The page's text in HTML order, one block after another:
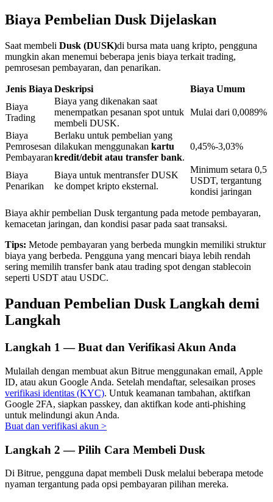
Investasi eksklusif untuk pemegang BTR
Pinjaman
Investasi Otomatis
Raih keuntungan jangka panjang dan kepentingan fleksibel
Pelajari Staking
Biaya Pembelian Dusk Dijelaskan
Saat membeli Dusk (DUSK)di bursa mata uang kripto, pengguna
mungkin akan menemui beberapa jenis biaya terkait trading,
pemrosesan pembayaran, dan penarikan.
Jenis Biaya Deskripsi
Biaya Umum
Biaya
Trading
Biaya yang dikenakan saat
menempatkan pesanan spot untuk
membeli DUSK.
Mulai dari 0,0089%
Biaya
Pemrosesan
Pembayaran
Berlaku untuk pembelian yang
dilakukan menggunakan kartu
kredit/debit atau transfer bank.
0,45%-3,03%
Biaya
Penarikan
Biaya untuk mentransfer DUSK
ke dompet kripto eksternal.
Minimum setara 0,5
USDT, tergantung
kondisi jaringan
Biaya akhir pembelian Dusk tergantung pada metode pembayaran,
kemacetan jaringan, dan kondisi pasar pada saat transaksi.
Tips: Metode pembayaran yang berbeda mungkin memiliki struktur
biaya yang berbeda. Pengguna yang mencari biaya lebih rendah
sering memilih transfer bank atau trading spot dengan stablecoin
seperti USDT atau USDC.
Panduan Pembelian Dusk Langkah demi
Langkah
Langkah 1 —Buat dan Verifikasi Akun Anda
Mulailah dengan membuat akun Bitrue menggunakan email, Apple
ID, atau akun Google Anda. Setelah mendaftar, selesaikan proses
verifikasi identitas (KYC). Untuk keamanan tambahan, aktifkan
Google 2FA, siapkan passkey, dan aktifkan kode anti-phishing
untuk melindungi akun Anda.
Buat dan verifikasi akun >
Langkah 2 — Pilih Cara Membeli Dusk
Di Bitrue, pengguna dapat membeli Dusk melalui beberapa metode
nyaman tergantung pada opsi pembayaran pilihan mereka.